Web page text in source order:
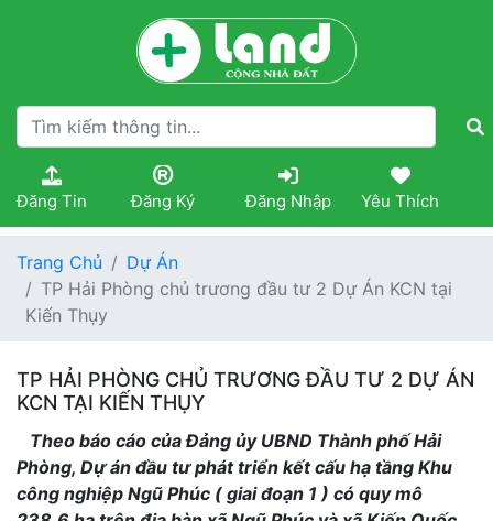
Đăng Tin Đăng Ký Đăng Nhập Yêu Thích
Trang Chủ
Dự Án
TP Hải Phòng chủ trương đầu tư 2 Dự Án KCN tại
Kiến Thụy
TP HẢI PHÒNG CHỦ TRƯƠNG ĐẦU TƯ 2 DỰ ÁN
KCN TẠI KIẾN THỤY
Theo báo cáo của Đảng ủy UBND Thành phố Hải
Phòng, Dự án đầu tư phát triển kết cấu hạ tầng Khu
công nghiệp Ngũ Phúc ( giai đoạn 1 ) có quy mô